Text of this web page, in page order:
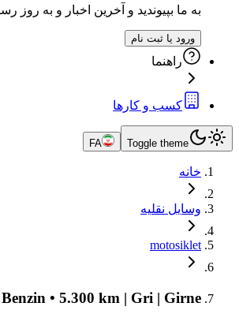
به ما بپیوندید و آخرین اخبار و به روز
ورود یا ثبت نام
راهنما
کسب و کارها
Toggle theme
FA
خانه
وسایل نقلیه
motosiklet
• 5.300 km | Gri | Girne |